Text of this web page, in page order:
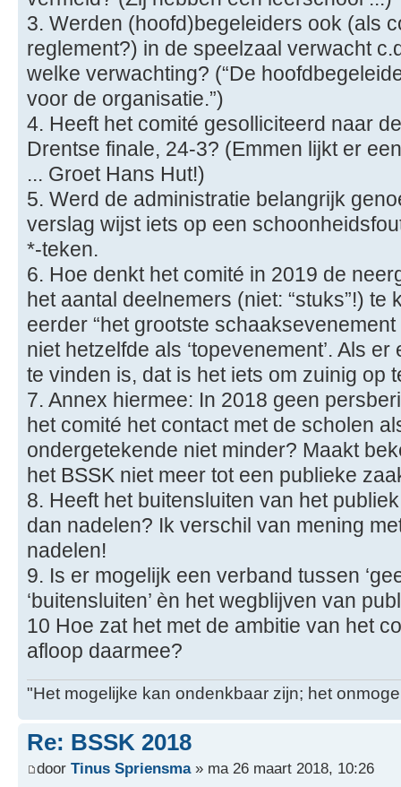
3. Werden (hoofd)begeleiders ook (als
reglement?) in de speelzaal verwacht
welke verwachting? (“De
voor de organisatie.”)
4. Heeft het comité gesolliciteerd naar
Drentse finale, 24-3? (Emmen lijkt er
... Groet Hans Hut!)
5. Werd de administratie belangrijk
verslag wijst iets op een
*-teken.
6. Hoe denkt het comité in 2019 de
het aantal deelnemers (niet: “stuks”!) te
eerder “het grootste
niet hetzelfde als ‘topevenement’. Als
te vinden is, dat is het iets om zuinig op
7. Annex hiermee: In 2018 geen
het comité het contact met de scholen
ondergetekende niet minder? Maakt
het BSSK niet meer tot een publieke
8. Heeft het buitensluiten van het
dan nadelen? Ik verschil van mening
nadelen!
9. Is er mogelijk een verband tussen
‘buitensluiten’ èn het wegblijven van
10 Hoe zat het met de ambitie van het
afloop daarmee?
"Het mogelijke kan ondenkbaar zijn; het
Re: BSSK 2018
door Tinus Spriensma» ma 26 maart 2018, 10:26